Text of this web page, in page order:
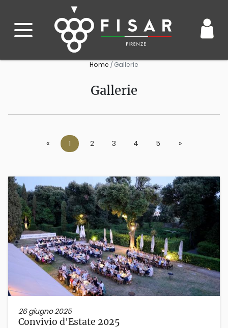
Home Gallerie
Gallerie
«Previous
1 2 3 4 5 »Next
26 giugno 2025
Convivio d'Estate 2025